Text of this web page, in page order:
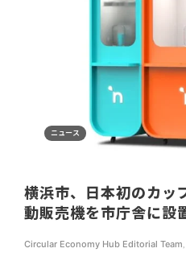
ニュース
横浜市、日本初のカッ
動販売機を市庁舎に設
Circular Economy Hub Editorial Team